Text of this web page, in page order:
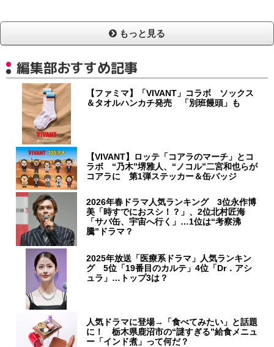
もっと見る
編集部おすすめ記事
【ファミマ】「VIVANT」コラボ ソックス
＆タオルハンカチ発売 「別班饅頭」も
【VIVANT】ロッテ「コアラのマーチ」とコ
ラボ “乃木”堺雅人、“ノコル”二宮和也らが
コアラに 第1弾ステッカー＆缶バッジ
2026年春ドラマ人気ランキング 3位永作博
美「時すでにおスシ！？」、2位北村匠海
「サバ缶、宇宙へ行く」…1位は“考察沸
騰”ドラマ？
2025年放送「医療系ドラマ」人気ランキン
グ 5位「19番目のカルテ」4位「Dr．アシ
ュラ」…トップ3は？
人気ドラマに登場→「食べてみたい」と話題
に！ 栃木県鹿沼市の“謎すぎる”給食メニュ
ー「インド煮」って何だ？